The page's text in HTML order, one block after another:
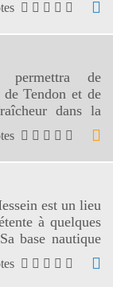
permettra de
de Tendon et de
dans la
la petite et la
est un lieu
à quelques
base nautique
hectares.